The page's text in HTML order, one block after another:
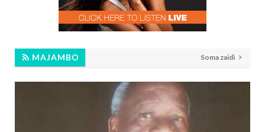
MAJAMBO Soma zaidi